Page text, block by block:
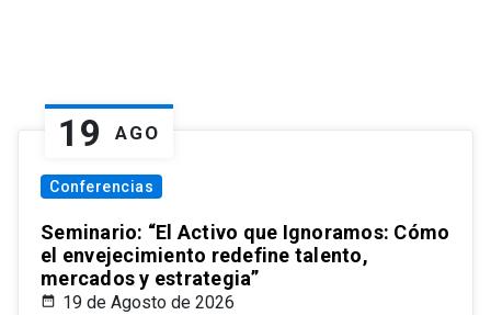
19 AGO
Conferencias
Seminario: “El Activo que Ignoramos: Cómo
el envejecimiento redefine talento,
mercados y estrategia”
19 de Agosto de 2026